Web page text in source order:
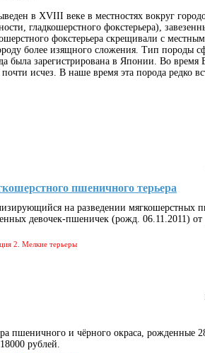
в ХVIII веке в местностях вокруг
гладкошерстного фокстерьера),
фокстерьера скрещивали с
более изящного сложения. Тип породы
была зарегистрирована в Японии. Во время
исчез. В наше время эта порода редко
пшеничного терьера
на разведении мягкошерстных
девочек-пшеничек (рожд. 06.11.2011) от
2. Мелкие терьеры
пшеничного и чёрного окраса, рожденные
рублей.